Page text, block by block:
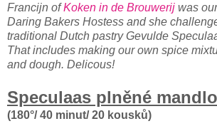
Francijn ofKoken in de Brouwerij was
Daring Bakers Hostess and she
traditional Dutch pastry Gevulde
That includes making our own spice
and dough. Delicous!
Speculaas plněné
(180°/ 40 minut/ 20 kousků)